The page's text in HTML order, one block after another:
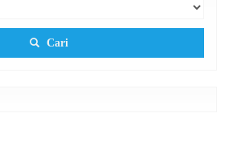
Cari